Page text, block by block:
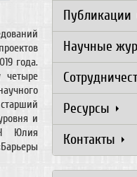
года.
четыре
и
Юлия
Публикации
Научные
Ресурсы
Контакты